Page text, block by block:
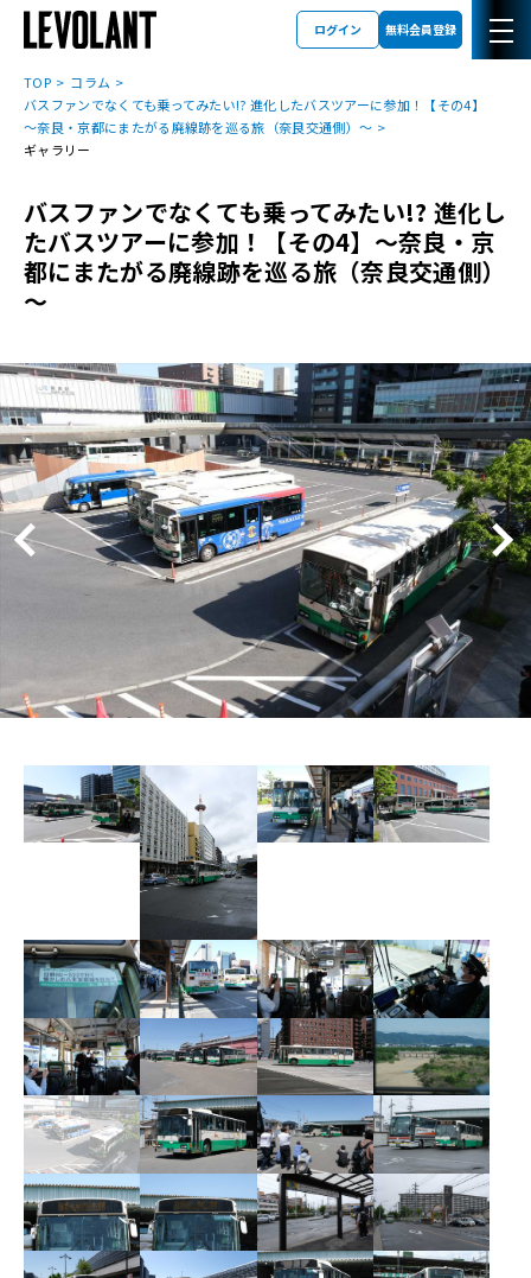
ログイン 無料会員登録
TOP
コラム
バスファンでなくても乗ってみたい!? 進化したバスツアーに参加！【その4】
～奈良・京都にまたがる廃線跡を巡る旅（奈良交通側）～
ギャラリー
バスファンでなくても乗ってみたい!? 進化し
たバスツアーに参加！【その4】～奈良・京
都にまたがる廃線跡を巡る旅（奈良交通側）
～